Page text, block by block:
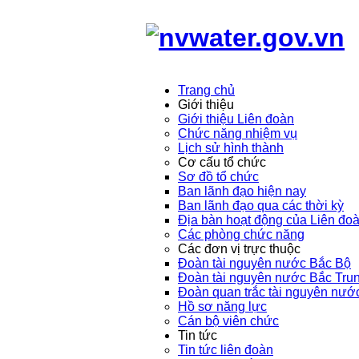
Trang chủ
Giới thiệu
Giới thiệu Liên đoàn
Chức năng nhiệm vụ
Lịch sử hình thành
Cơ cấu tổ chức
Sơ đồ tổ chức
Ban lãnh đạo hiện nay
Ban lãnh đạo qua các thời kỳ
Địa bàn hoạt động của Liên
Các phòng chức năng
Các đơn vị trực thuộc
Đoàn tài nguyên nước Bắc Bộ
Đoàn tài nguyên nước Bắc
Đoàn quan trắc tài nguyên
Hồ sơ năng lực
Cán bộ viên chức
Tin tức
Tin tức liên đoàn